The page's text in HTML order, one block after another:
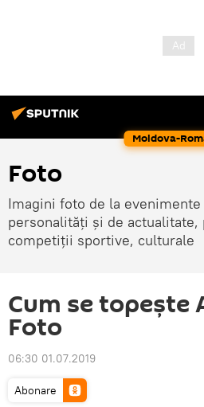
Moldova-
Foto
Imagini foto de la
personalități și de actualitate,
competiții sportive, culturale
Cum se topește
Foto
06:30 01.07.2019
Abonare